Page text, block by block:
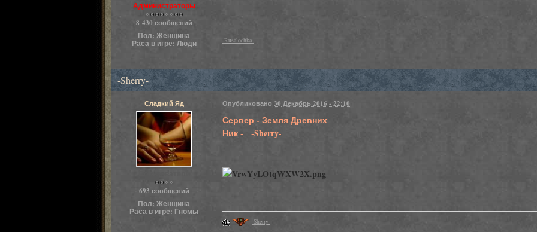
Администраторы
8 430 сообщений
Пол: Женщина
Раса в игре: Люди -Rusalochka-
-Sherry-
Сладкий Яд
693 сообщений
Пол: Женщина
Раса в игре: Гномы
Опубликовано 30 Декабрь 2016 - 22:10
Сервер - Земля Древних
Ник - -Sherry-
-Sherry-